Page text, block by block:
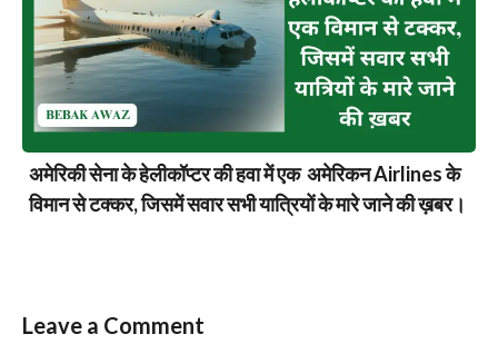
अमेरिकी सेना के हेलीकॉप्टर की हवा में एक अमेरिकन Airlines के
विमान से टक्कर, जिसमें सवार सभी यात्रियों के मारे जाने की ख़बर।
Leave a Comment